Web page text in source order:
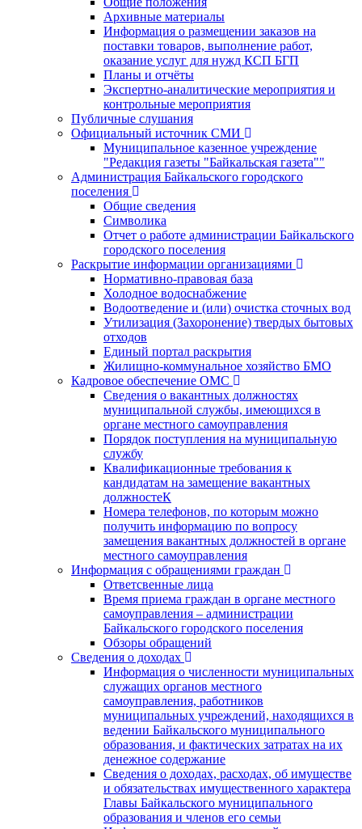
Архивные материалы
Информация о размещении заказов на
поставки товаров, выполнение работ,
оказание услуг для нужд КСП БГП
Планы и отчёты
Экспертно-аналитические мероприятия и
контрольные мероприятия
Публичные слушания
Официальный источник СМИ
Муниципальное казенное учреждение
"Редакция газеты "Байкальская газета""
Администрация Байкальского городского
поселения
Общие сведения
Символика
Отчет о работе администрации Байкальского
городского поселения
Раскрытие информации организациями
Нормативно-правовая база
Холодное водоснабжение
Водоотведение и (или) очистка сточных вод
Утилизация (Захоронение) твердых бытовых
отходов
Единый портал раскрытия
Жилищно-коммунальное хозяйство БМО
Кадровое обеспечение ОМС
Сведения о вакантных должностях
муниципальной службы, имеющихся в
органе местного самоуправления
Порядок поступления на муниципальную
службу
Квалификационные требования к
кандидатам на замещение вакантных
должностеК
Номера телефонов, по которым можно
получить информацию по вопросу
замещения вакантных должностей в органе
местного самоуправления
Информация с обращениями граждан
Ответсвенные лица
Время приема граждан в органе местного
самоуправления – администрации
Байкальского городского поселения
Обзоры обращений
Сведения о доходах
Информация о численности муниципальных
служащих органов местного
самоуправления, работников
муниципальных учреждений, находящихся в
ведении Байкальского муниципального
образования, и фактических затратах на их
денежное содержание
Сведения о доходах, расходах, об имуществе
и обязательствах имущественного характера
Главы Байкальского муниципального
образования и членов его семьи